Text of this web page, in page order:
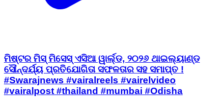
ମିଷ୍ଟର ମିସ୍ ମିସେସ୍ ଏସିଆ ୱାର୍ଲ୍ଡ, ୨୦୨୬ ଥାଇଲ୍ୟାଣ୍ଡ
ସୌନ୍ଦର୍ଯ୍ୟ ପ୍ରତିଯୋଗିତା ସଫଳତାର ସହ ସମାପ୍ତ !
#Swarajnews #vairalreels #vairelvideo
#vairalpost #thailand #mumbai #Odisha